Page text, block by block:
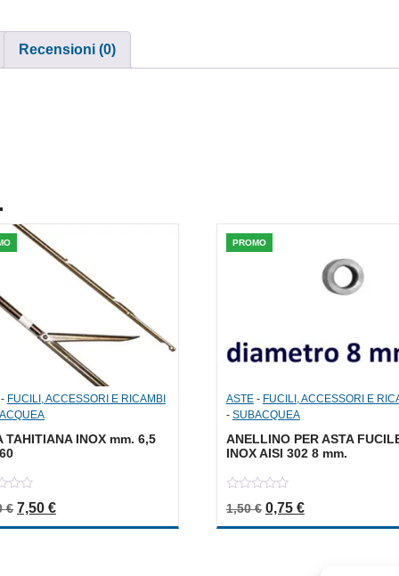
Recensioni (0)
FUCILI, ACCESSORI E RICAMBI
TAHITIANA INOX mm. 6,5
€ Il prezzo originale era: 15,00 €.
7,50 €Il prezzo attuale è: 7,50 €.
PROMO
ASTE- FUCILI, ACCESSORI E
- SUBACQUEA
ANELLINO PER ASTA
INOX AISI 302 8 mm.
out
1,50€ Il prezzo originale
0,75 €Il prezzo